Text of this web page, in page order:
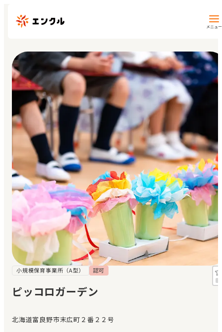
メニュー
保育園・幼稚園を探す
地図から探す
地域から探す
マイページ
閲覧履歴
お気に入り
見学日記
メッセージ
おすすめの園
エンクルの特徴と活用方法
小規模保育事業所（A型） 認可
ピッコロガーデン
北海道富良野市末広町２番２２号